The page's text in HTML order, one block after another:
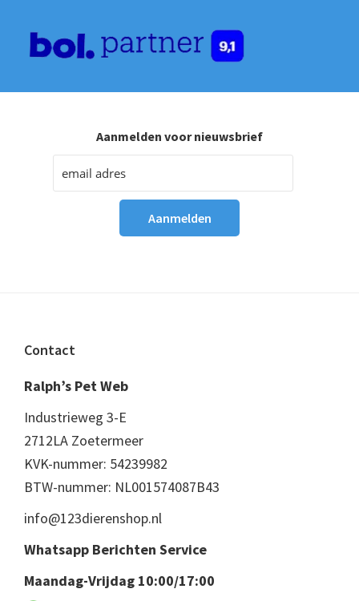
Aanmelden voor nieuwsbrief
Footer
Contact
Ralph’s Pet Web
Industrieweg 3-E
2712LA Zoetermeer
KVK-nummer: 54239982
BTW-nummer: NL001574087B43
info@123dierenshop.nl
Whatsapp Berichten Service
Maandag-Vrijdag 10:00/17:00